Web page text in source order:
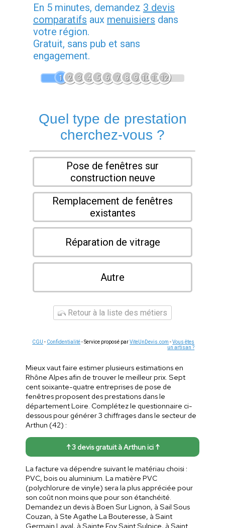
En 5 minutes, demandez 3 devis
comparatifs aux menuisiers dans
votre région.
Gratuit, sans pub et sans
engagement.
1 2 3 4 5 6 7 8 9 1011 12
Quel type de prestation
cherchez-vous ?
Pose de fenêtres sur
construction neuve
Remplacement de fenêtres
existantes
Réparation de vitrage
Autre
Retour à la liste des métiers
CGU - Confidentialité- Service proposé parViteUnDevis.com -Vous êtes
un artisan ?
Mieux vaut faire estimer plusieurs estimations en
Rhône Alpes afin de trouver le meilleur prix. Sept
cent soixante-quatre entreprises de pose de
fenêtres proposent des prestations dans le
département Loire. Complétez le questionnaire ci-
dessous pour générer 3 chiffrages dans le secteur de
Arthun (42) :
↑ 3 devis gratuit à Arthun ici ↑
La facture va dépendre suivant le matériau choisi :
PVC, bois ou aluminium. La matière PVC
(polychlorure de vinyle) sera la plus appréciée pour
son coût non moins que pour son étanchéité.
Demandez un devis à Boen Sur Lignon, à Sail Sous
Couzan, à Ste Agathe La Bouteresse, à Saint
Germain Laval, à Sainte Foy Saint Sulpice, à Saint